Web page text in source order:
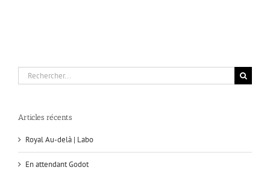
Rechercher:
Articles récents
Royal Au-delà | Labo
En attendant Godot